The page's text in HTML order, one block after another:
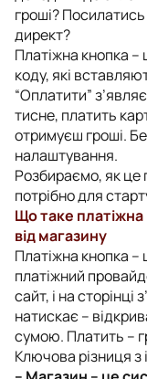
гроші?
директ?
Платіжна кнопка –
коду, які
“Оплатити”
тисне, платить
отримуєш гроші.
налаштування.
Розбираємо, як це
потрібно для
Що таке платіжна
від магазину
Платіжна кнопка –
платіжний
сайт, і на сторінці
натискає –
сумою. Платить –
Ключова різниця